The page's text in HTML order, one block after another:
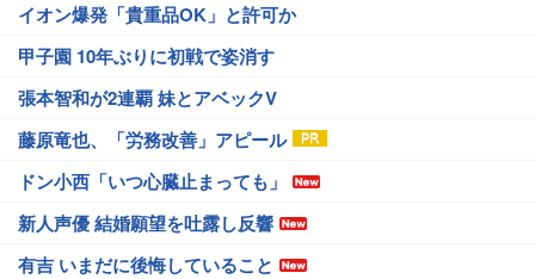
イオン爆発「貴重品OK」と許可か
甲子園 10年ぶりに初戦で姿消す
張本智和が2連覇 妹とアベックV
藤原竜也、「労務改善」アピール
ドン小西「いつ心臓止まっても」
新人声優 結婚願望を吐露し反響
有吉 いまだに後悔していること